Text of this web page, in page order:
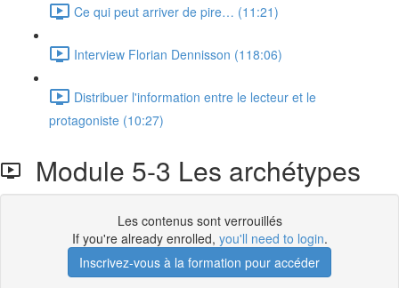
Ce qui peut arriver de pire… (11:21)
Interview Florian Dennisson (118:06)
Distribuer l'information entre le lecteur et le
protagoniste (10:27)
Module 5-3 Les archétypes
Les contenus sont verrouillés
If you're already enrolled, you'll need to login.
Inscrivez-vous à la formation pour accéder